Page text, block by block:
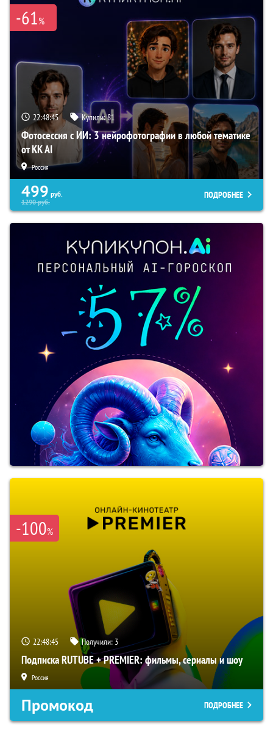
-61%
22:48:44 Купили:81
Фотосессия с ИИ: 3 нейрофотографии в любой тематике
от KK AI
Россия
499 руб.
1290руб.
ПОДРОБНЕЕ
-100%
22:48:44 Получили: 3
Подписка RUTUBE + PREMIER: фильмы, сериалы и шоу
Россия
Промокод ПОДРОБНЕЕ